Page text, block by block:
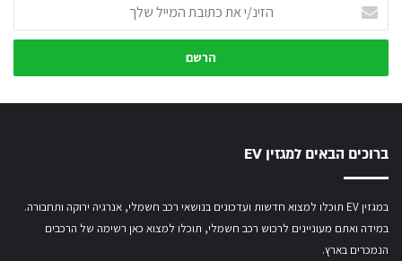
את
כתובת
שלך
ברוכים הבאים למגזין EV
במגזין EV תוכלו למצוא חדשות ועדכונים בנושאי רכב חשמלי, אנרגיה ירוקה ותחבורה.
במידה ואתם מעוניינים לרכוש רכב חשמלי, תוכלו למצוא כאן רשימה של הרכבים
הנמכרים בארץ.